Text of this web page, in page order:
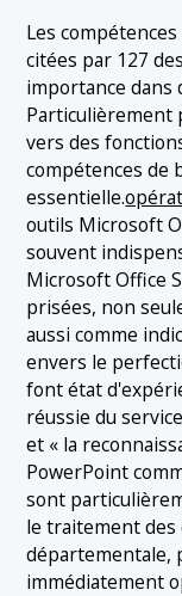
Les
citées par 127
importance dans
Particulièrement
vers des
compétences de
essentielle.
outils Microsoft
souvent
Microsoft Office
prisées, non
aussi comme
envers le
font état
réussie du
et « la
PowerPoint
sont
le traitement des
départementale,
immédiatement